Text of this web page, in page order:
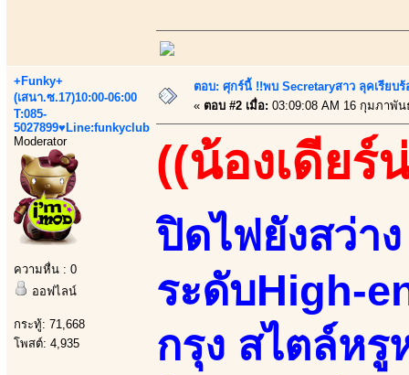
+Funky+
(เสนา.ซ.17)10:00-06:00
T:085-
5027899♥Line:funkyclub
Moderator
ความหื่น : 0
ออฟไลน์
กระทู้: 71,668
โพสต์: 4,935
ตอบ: ศุกร์นี้ !!พบ Secretaryสาว ลุคเรียบ
« ตอบ #2 เมื่อ: 03:09:08 AM 16 กุมภาพัน
((น้องเดียร์
ปิดไฟยังสว่า
ระดับHigh-
กรุง สไตล์หรู